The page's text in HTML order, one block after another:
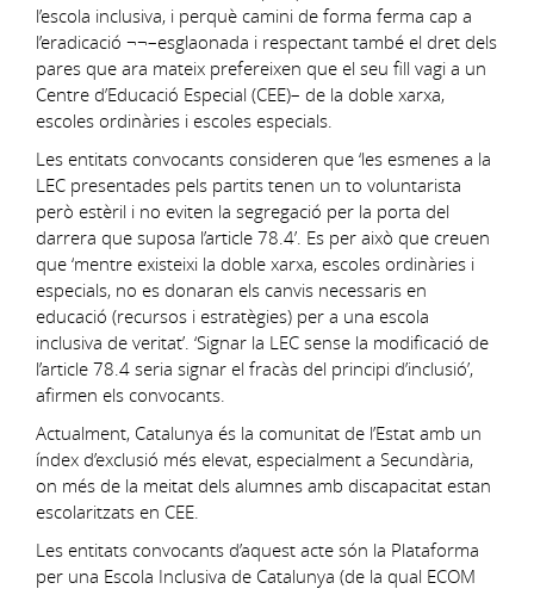
l’escola inclusiva, i perquè camini de forma ferma cap a
l’eradicació ¬¬–esglaonada i respectant també el dret dels
pares que ara mateix prefereixen que el seu fill vagi a un
Centre d’Educació Especial (CEE)– de la doble xarxa,
escoles ordinàries i escoles especials.
Les entitats convocants consideren que ‘les esmenes a la
LEC presentades pels partits tenen un to voluntarista
però estèril i no eviten la segregació per la porta del
darrera que suposa l’article 78.4’. Es per això que creuen
que ‘mentre existeixi la doble xarxa, escoles ordinàries i
especials, no es donaran els canvis necessaris en
educació (recursos i estratègies) per a una escola
inclusiva de veritat’. ‘Signar la LEC sense la modificació de
l’article 78.4 seria signar el fracàs del principi d’inclusió’,
afirmen els convocants.
Actualment, Catalunya és la comunitat de l’Estat amb un
índex d’exclusió més elevat, especialment a Secundària,
on més de la meitat dels alumnes amb discapacitat estan
escolaritzats en CEE.
Les entitats convocants d’aquest acte són la Plataforma
per una Escola Inclusiva de Catalunya (de la qual ECOM